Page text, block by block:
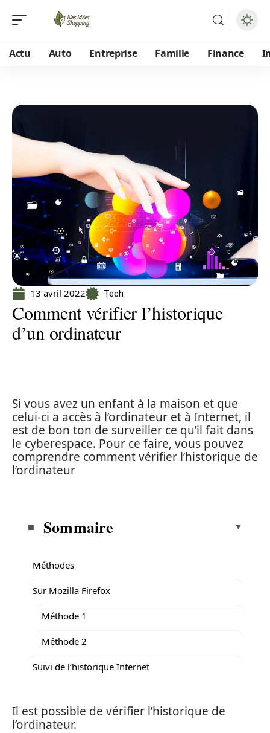
Actu Auto Entreprise Famille Finance
13 avril 2022 Tech
Comment vérifier l’historique
d’un ordinateur
Si vous avez un enfant à la maison et que
celui-ci a accès à l’ordinateur et à Internet, il
est de bon ton de surveiller ce qu’il fait dans
le cyberespace. Pour ce faire, vous pouvez
comprendre comment vérifier l’historique de
l’ordinateur
Sommaire
Méthodes
Sur Mozilla Firefox
Méthode 1
Méthode 2
Suivi de l’historique Internet
Il est possible de vérifier l’historique de
l’ordinateur.